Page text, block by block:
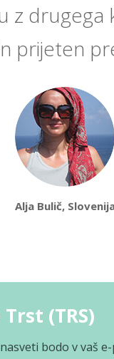
drugega
prijeten
Alja Bulič,
(TRS)
bodo v vaš